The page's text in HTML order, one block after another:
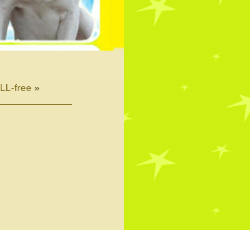
free »